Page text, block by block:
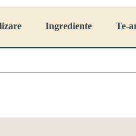
30
PA+++
Nuanta
Ingrediente Te-